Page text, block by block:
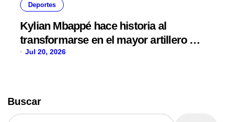
Deportes
Kylian Mbappé hace historia al
transformarse en el mayor artillero de
los mundiales
Jul 20, 2026
Buscar